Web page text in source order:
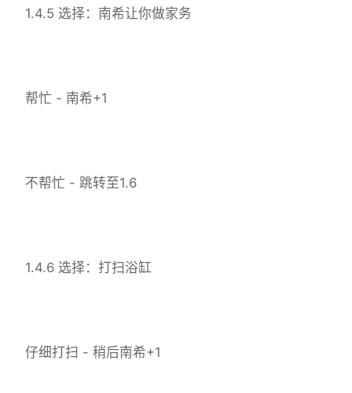
1.4.5 选择：南希让你做家务
帮忙 - 南希+1
不帮忙 - 跳转至1.6
1.4.6 选择：打扫浴缸
仔细打扫 - 稍后南希+1